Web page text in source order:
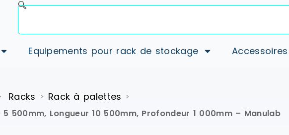
Equipements pour rack de stockage
Racks > Rack à palettes >
500mm, Longueur 10 500mm, Profondeur 1 000mm – Manulab